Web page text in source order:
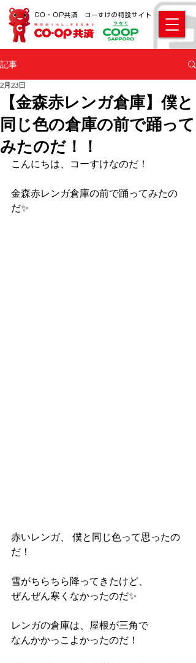
CO・OP共済 コーすけの特設サイト
記事
【金森赤レンガ倉庫】僕と
同じ色の倉庫の前で踊って
みたのだ！！
2月23日
こんにちは、コーすけなのだ！
金森赤レンガ倉庫の前で踊ってみたの
だ✨
赤いレンガ、 僕と同じ色って思ったの
だ！
雪がちらちら降ってきたけど、
ぜんぜん寒くなかったのだ✨
レンガの倉庫は、屋根が三角で
なんかかっこよかったのだ！